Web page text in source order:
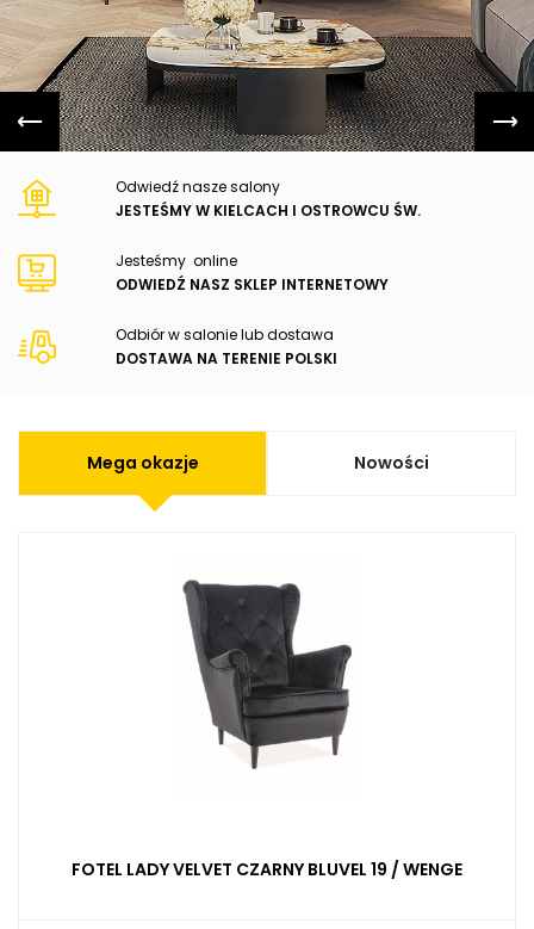
Odwiedź nasze salony
JESTEŚMY W KIELCACH I OSTROWCU ŚW.
Jesteśmy online
ODWIEDŹ NASZ SKLEP INTERNETOWY
Odbiór w salonie lub dostawa
DOSTAWA NA TERENIE POLSKI
Mega okazje Nowości
FOTEL LADY VELVET CZARNY BLUVEL 19 / WENGE